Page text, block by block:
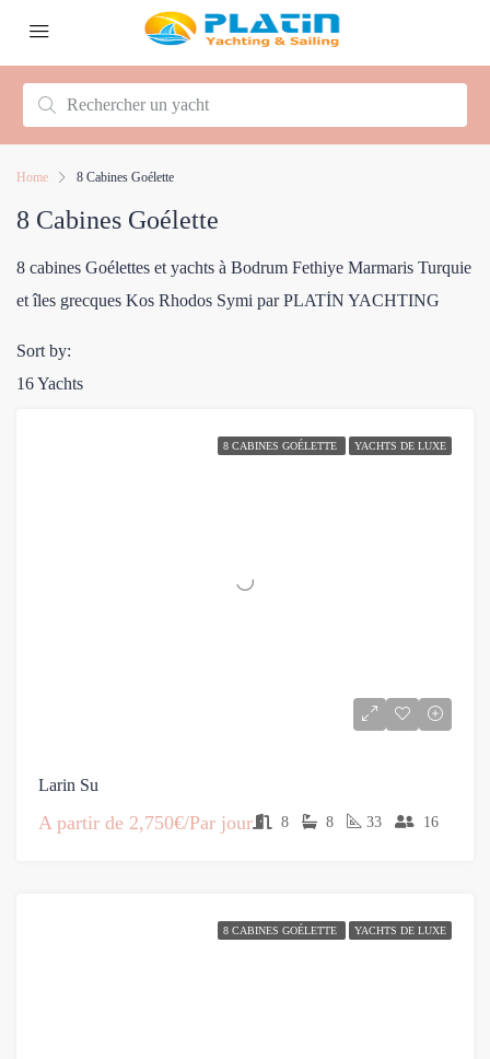
Home 8 Cabines Goélette
8 Cabines Goélette
8 cabines Goélettes et yachts à Bodrum Fethiye Marmaris Turquie
et îles grecques Kos Rhodos Symi par PLATİN YACHTING
16 Yachts
Sort by:
8 CABINES GOÉLETTE YACHTS DE LUXE
Larin Su
A partir de 2,750€/Par jour 8 8 33 16
8 CABINES GOÉLETTE YACHTS DE LUXE